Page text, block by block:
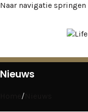
Naar navigatie springen
Nieuws
/